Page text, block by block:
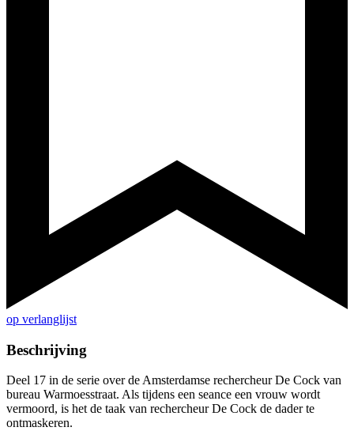
op verlanglijst
Beschrijving
Deel 17 in de serie over de Amsterdamse rechercheur De Cock van
bureau Warmoesstraat. Als tijdens een seance een vrouw wordt
vermoord, is het de taak van rechercheur De Cock de dader te
ontmaskeren.